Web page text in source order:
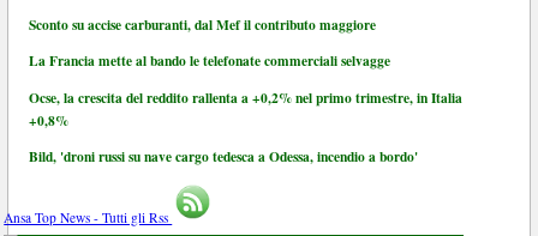
Sconto su accise carburanti, dal Mef il contributo maggiore
La Francia mette al bando le telefonate commerciali selvagge
Ocse, la crescita del reddito rallenta a +0,2% nel primo trimestre, in Italia
+0,8%
Bild, 'droni russi su nave cargo tedesca a Odessa, incendio a bordo'
Ansa Top News - Tutti gli Rss